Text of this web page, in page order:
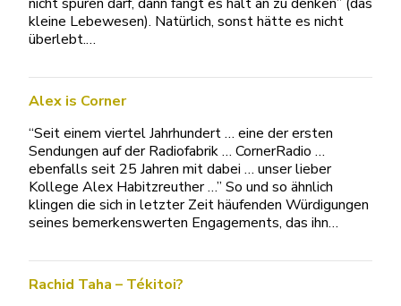
kleine Lebewesen). Natürlich, sonst hätte es nicht
überlebt.…
Alex is Corner
“Seit einem viertel Jahrhundert … eine der ersten
Sendungen auf der Radiofabrik … CornerRadio …
ebenfalls seit 25 Jahren mit dabei … unser lieber
Kollege Alex Habitzreuther …” So und so ähnlich
klingen die sich in letzter Zeit häufenden Würdigungen
seines bemerkenswerten Engagements, das ihn…
Rachid Taha – Tékitoi?